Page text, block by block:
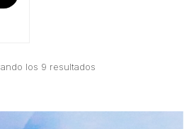
los 9 resultadosOrdenado